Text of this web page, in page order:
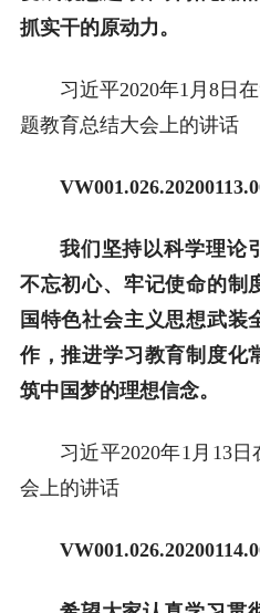
抓实干的原动力。
习近平2020年1月8日
题教育总结大会上的讲话
我们坚持以科学理论
不忘初心、牢记使命的制
国特色社会主义思想武装
作，推进学习教育制度化
筑中国梦的理想信念。
习近平2020年1月13
会上的讲话